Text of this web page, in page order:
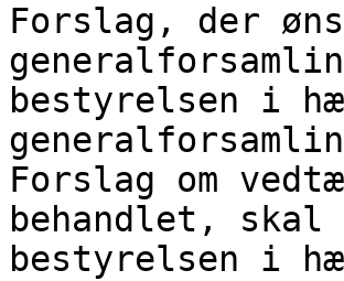
Forslag, der
bestyrelsen i
Forslag om
behandlet, skal
bestyrelsen i